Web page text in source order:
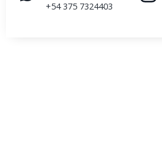
+54 375 7324403